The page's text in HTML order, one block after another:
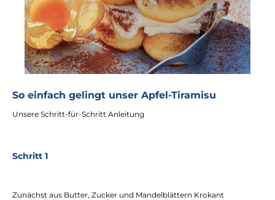
So einfach gelingt unser Apfel-Tiramisu
Unsere Schritt-für-Schritt Anleitung
Schritt 1
Zunächst aus Butter, Zucker und Mandelblättern Krokant